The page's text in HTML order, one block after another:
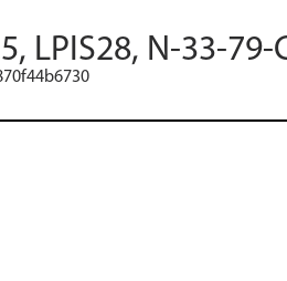
LPIS28, N-33-79-